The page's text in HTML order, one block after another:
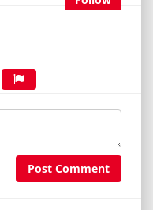
Post Comment